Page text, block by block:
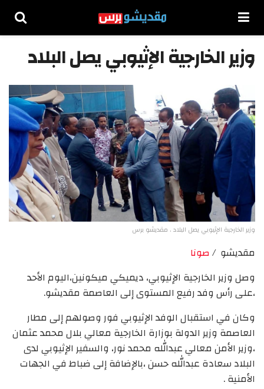
وزير الخارجية الإثيوبي يصل البلاد
وزير الخارجية الإثيوبي يصل البلاد . مقديشو برس
مقديشو / صونا
وصل وزير الخارجية الإثيوبي، ديميكي ميكونين،اليوم الأحد
،على رأس وفد رفيع المستوى إلى العاصمة مقديشو.
وكان في استقبال الوفد الإثيوبي فور وصولهم إلى مطار
العاصمة وزير الدولة بوزارة الخارجية معالي بلال محمد عثمان
،وزير الأمن معالي عبدالله محمد نور، والسفير الإثيوبي لدى
البلاد سعادة عبدالله حسن ،بالإضافة إلى ضباط في الجهات
الأمنية .